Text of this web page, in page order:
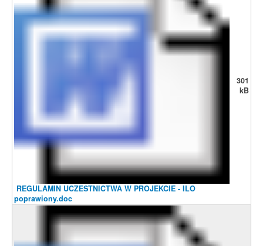
REGULAMIN UCZESTNICTWA W PROJEKCIE - ILO
poprawiony.doc
301
kB